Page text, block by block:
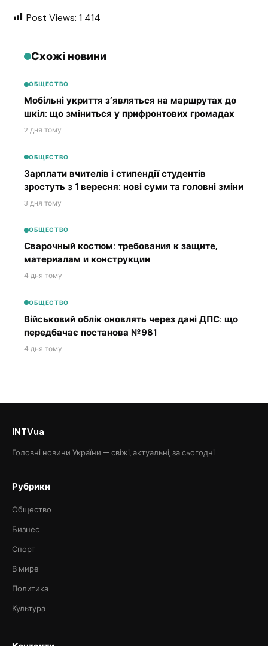
Post Views: 1 414
Схожі новини
ОБЩЕСТВО
Мобільні укриття з’являться на маршрутах до
шкіл: що зміниться у прифронтових громадах
2 дня тому
ОБЩЕСТВО
Зарплати вчителів і стипендії студентів
зростуть з 1 вересня: нові суми та головні зміни
3 дня тому
ОБЩЕСТВО
Сварочный костюм: требования к защите,
материалам и конструкции
4 дня тому
ОБЩЕСТВО
Військовий облік оновлять через дані ДПС: що
передбачає постанова №981
4 дня тому
INTVua
Головні новини України — свіжі, актуальні, за сьогодні.
Рубрики
Общество
Бизнес
Спорт
В мире
Политика
Культура